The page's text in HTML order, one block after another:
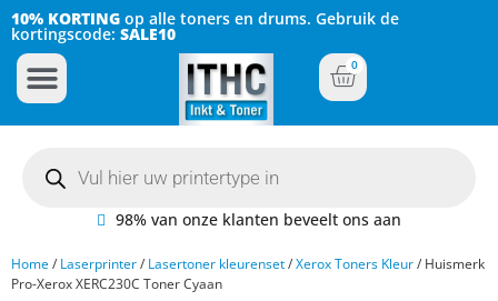
10% KORTING op alle toners en drums. Gebruik de
kortingscode: SALE10
0
98% van onze klanten beveelt ons aan
Home/ Laserprinter/ Lasertoner kleurenset/Xerox Toners Kleur/ Huismerk
Pro-Xerox XERC230C Toner Cyaan